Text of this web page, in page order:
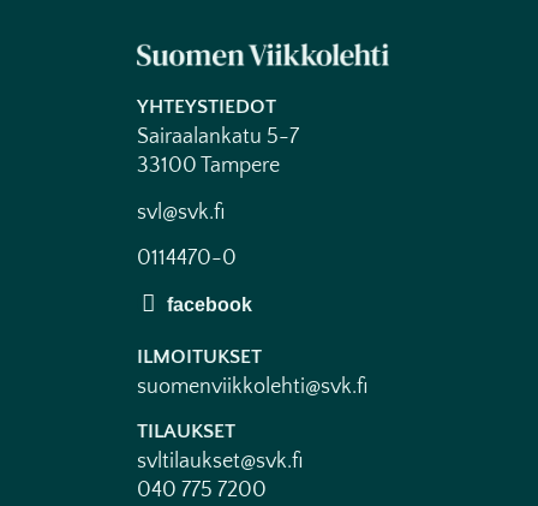
YHTEYSTIEDOT
Sairaalankatu 5-7
33100 Tampere
svl@svk.fi
0114470-0
ILMOITUKSET
suomenviikkolehti@svk.fi
TILAUKSET
svltilaukset@svk.fi
040 775 7200